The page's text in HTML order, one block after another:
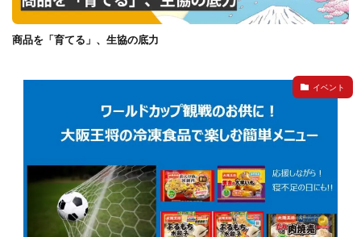
商品を「育てる」、生協の底力
イベント